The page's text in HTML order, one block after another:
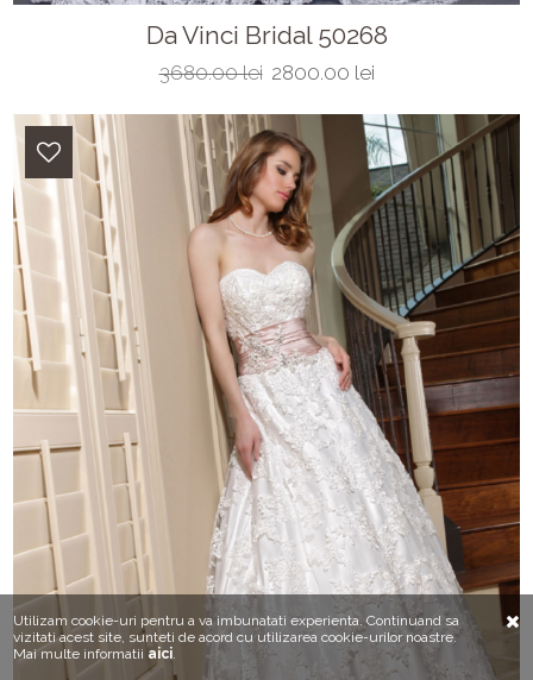
Da Vinci Bridal 50268
3680.00 lei 2800.00 lei
Utilizam cookie-uri pentru a va imbunatati experienta. Continuand sa
vizitati acest site, sunteti de acord cu utilizarea cookie-urilor noastre.
Mai multe informatii aici.